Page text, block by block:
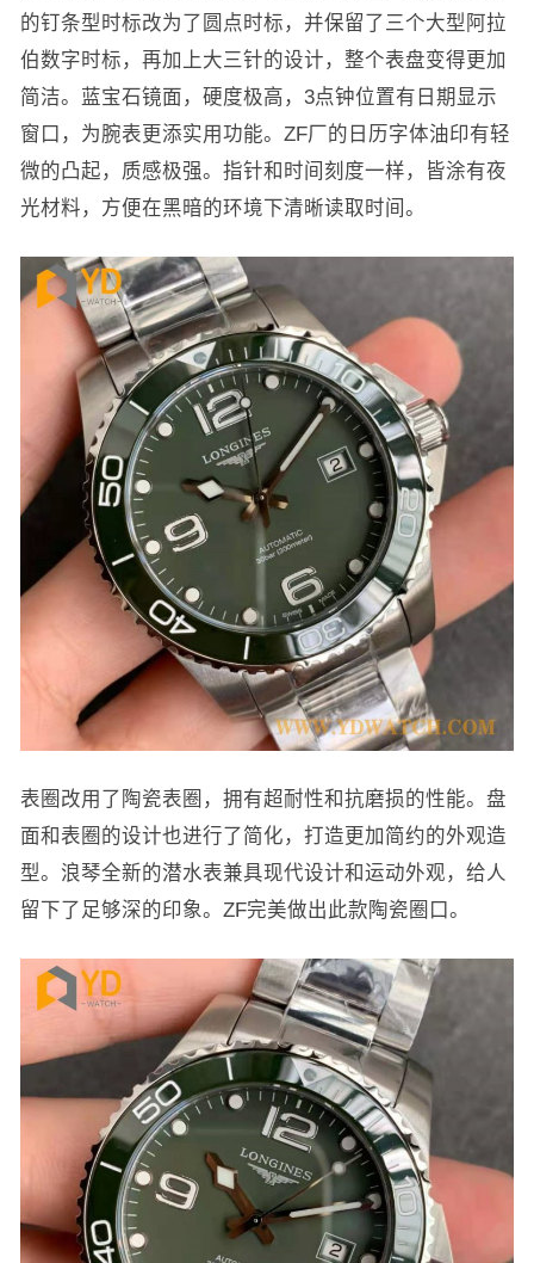
的钉条型时标改为了圆点时标，并保留了三个大型阿拉
伯数字时标，再加上大三针的设计，整个表盘变得更加
简洁。蓝宝石镜面，硬度极高，3点钟位置有日期显示
窗口，为腕表更添实用功能。ZF厂的日历字体油印有轻
微的凸起，质感极强。指针和时间刻度一样，皆涂有夜
光材料，方便在黑暗的环境下清晰读取时间。
表圈改用了陶瓷表圈，拥有超耐性和抗磨损的性能。盘
面和表圈的设计也进行了简化，打造更加简约的外观造
型。浪琴全新的潜水表兼具现代设计和运动外观，给人
留下了足够深的印象。ZF完美做出此款陶瓷圈口。